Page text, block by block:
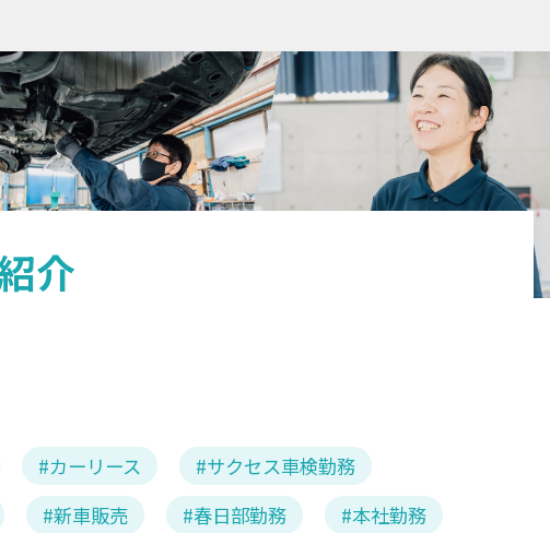
介
カーリース
サクセス車検勤務
新車販売 春日部勤務
本社勤務